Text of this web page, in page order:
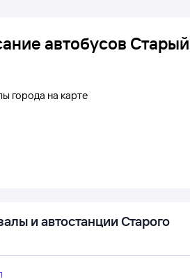
автобусов Старый
города на карте
и автостанции Старого